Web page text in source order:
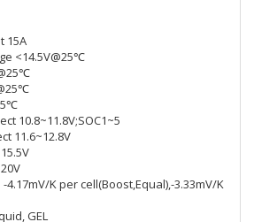
15A
<14.5V@25℃
10.8~11.8V;SOC1~5
11.6~12.8V
K per cell(Boost,Equal),-3.33mV/K
GEL